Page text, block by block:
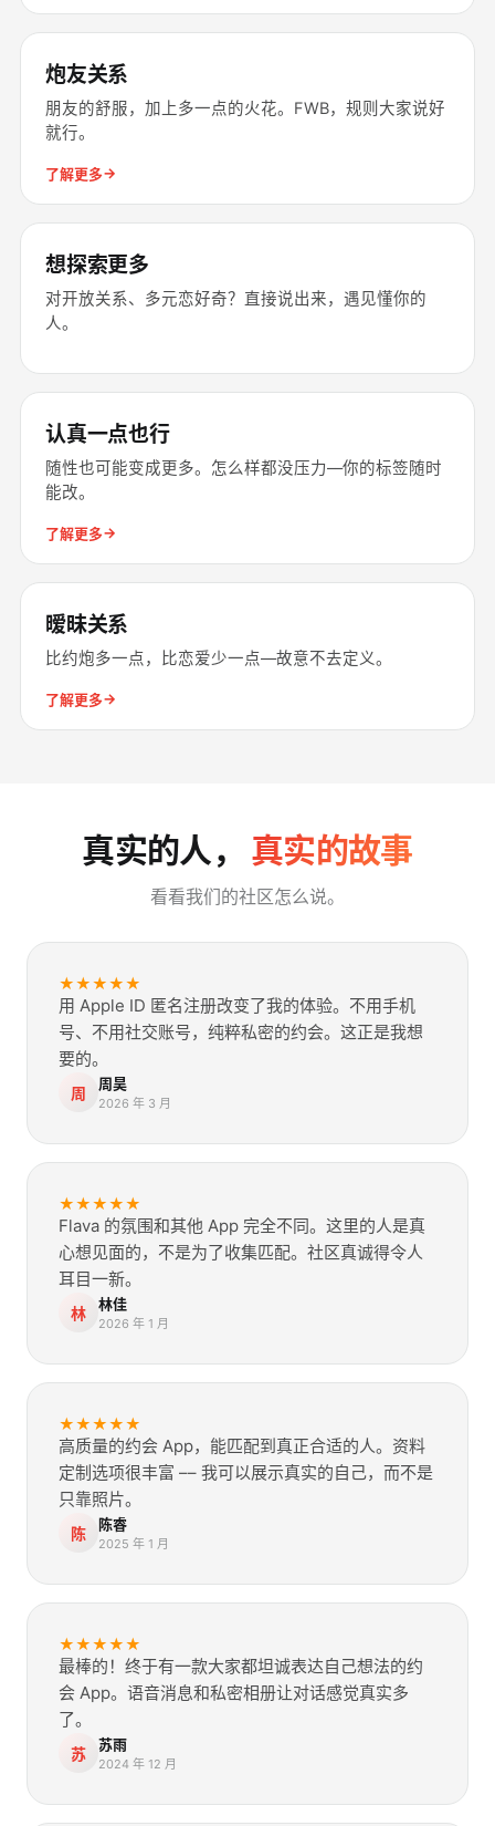
炮友关系
朋友的舒服，加上多一点的火花。FWB，规则大家说好
就行。
了解更多→
想探索更多
对开放关系、多元恋好奇？直接说出来，遇见懂你的
人。
认真一点也行
随性也可能变成更多。怎么样都没压力––你的标签随时
能改。
了解更多→
暧昧关系
比约炮多一点，比恋爱少一点––故意不去定义。
了解更多→
真实的人， 真实的故事
看看我们的社区怎么说。
★★★★★
用 Apple ID 匿名注册改变了我的体验。不用手机
号、不用社交账号，纯粹私密的约会。这正是我想
要的。
周 周昊
2026 年 3 月
★★★★★
Flava 的氛围和其他 App 完全不同。这里的人是真
心想见面的，不是为了收集匹配。社区真诚得令人
耳目一新。
林 林佳
2026 年 1 月
★★★★★
高质量的约会 App，能匹配到真正合适的人。资料
定制选项很丰富 –– 我可以展示真实的自己，而不是
只靠照片。
陈 陈睿
2025 年 1 月
★★★★★
最棒的！终于有一款大家都坦诚表达自己想法的约
会 App。语音消息和私密相册让对话感觉真实多
了。
苏 苏雨
2024 年 12 月